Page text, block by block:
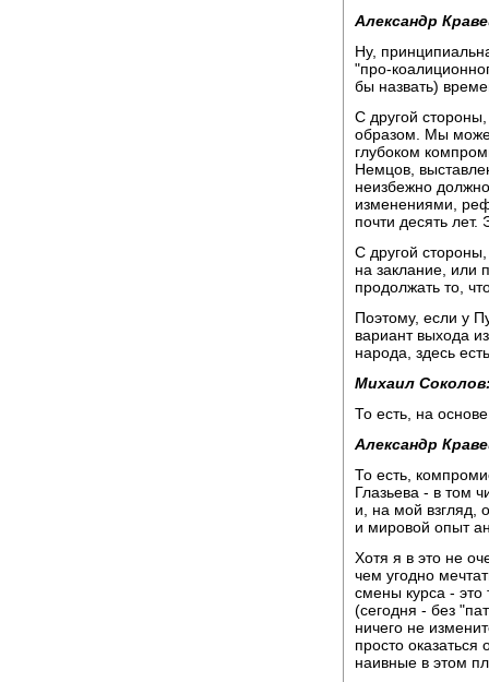
Александр
Ну,
"про-
бы назвать)
С другой
образом. Мы
глубоком
Немцов,
неизбежно
изменениями,
почти десять
С другой
на заклание, или
продолжать то,
Поэтому, если у
вариант выхода
народа, здесь
Михаил
То есть, на
Александр
То есть,
Глазьева - в том
и, на мой взгляд,
и мировой опыт
Хотя я в это не
чем угодно
смены курса - это
(сегодня - без
ничего не
просто
наивные в этом